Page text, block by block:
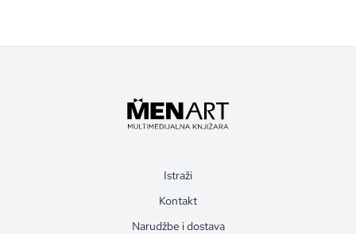
Istraži
Kontakt
Narudžbe i dostava